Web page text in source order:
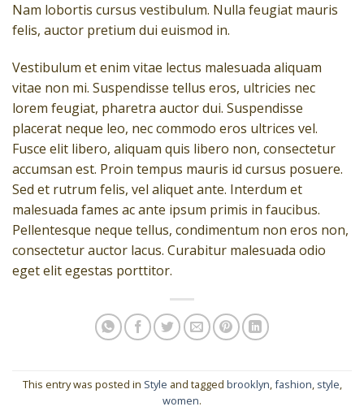
Nam lobortis cursus vestibulum. Nulla feugiat mauris
felis, auctor pretium dui euismod in.
Vestibulum et enim vitae lectus malesuada aliquam
vitae non mi. Suspendisse tellus eros, ultricies nec
lorem feugiat, pharetra auctor dui. Suspendisse
placerat neque leo, nec commodo eros ultrices vel.
Fusce elit libero, aliquam quis libero non, consectetur
accumsan est. Proin tempus mauris id cursus posuere.
Sed et rutrum felis, vel aliquet ante. Interdum et
malesuada fames ac ante ipsum primis in faucibus.
Pellentesque neque tellus, condimentum non eros non,
consectetur auctor lacus. Curabitur malesuada odio
eget elit egestas porttitor.
This entry was posted in Style and tagged brooklyn,fashion, style,
women.